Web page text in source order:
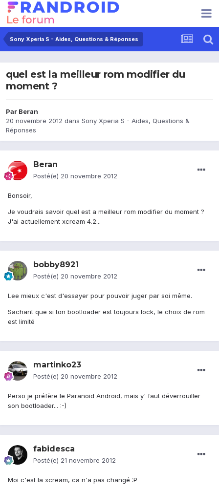
Sony Xperia S - Aides, Questions & Réponses
quel est la meilleur rom modifier du
moment ?
Par Beran
20 novembre 2012 dans Sony Xperia S - Aides, Questions &
Réponses
Beran
Posté(e) 20 novembre 2012
Bonsoir,
Je voudrais savoir quel est a meilleur rom modifier du moment ?
J'ai actuellement xcream 4.2...
bobby8921
Posté(e) 20 novembre 2012
Lee mieux c'est d'essayer pour pouvoir juger par soi même.
Sachant que si ton bootloader est toujours lock, le choix de rom
est limité
martinko23
Posté(e) 20 novembre 2012
Perso je préfère le Paranoid Android, mais y' faut déverrouiller
son bootloader... :-)
fabidesca
Posté(e) 21 novembre 2012
Moi c'est la xcream, ca n'a pas changé :P